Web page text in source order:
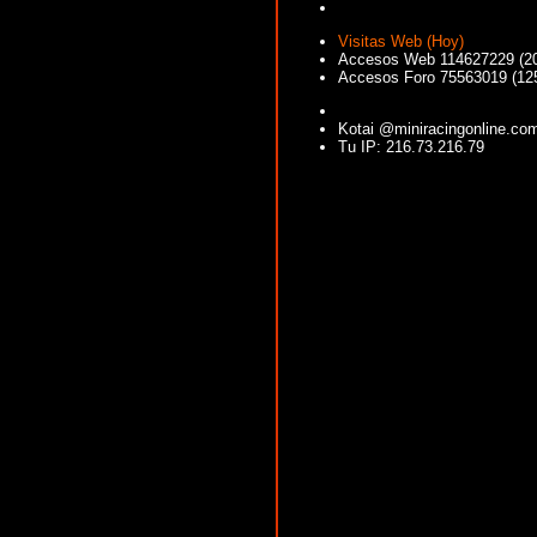
Visitas Web (Hoy)
Accesos Web 114627229
Accesos Foro 75563019
Kotai
Tu IP: 216.73.216.79